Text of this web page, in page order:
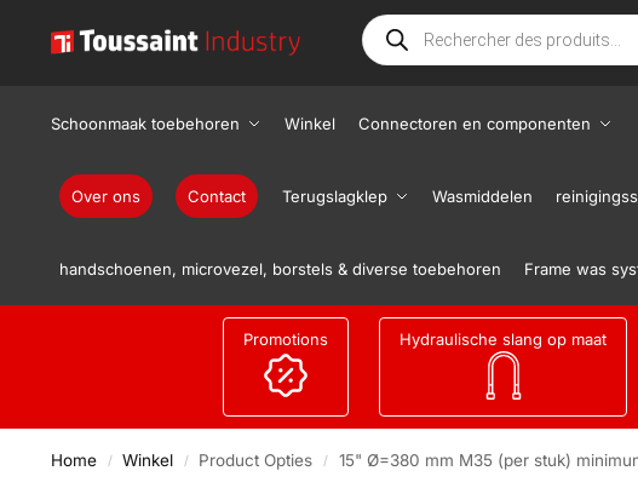
Schoonmaak toebehoren Winkel Connectoren en componenten
Over ons Contact Terugslagklep Wasmiddelen
handschoenen, microvezel, borstels & diverse toebehoren Frame was
Promotions Hydraulische slang op maat
Home / Winkel / Product Opties / 15" Ø=380 mm M35 (per stuk)